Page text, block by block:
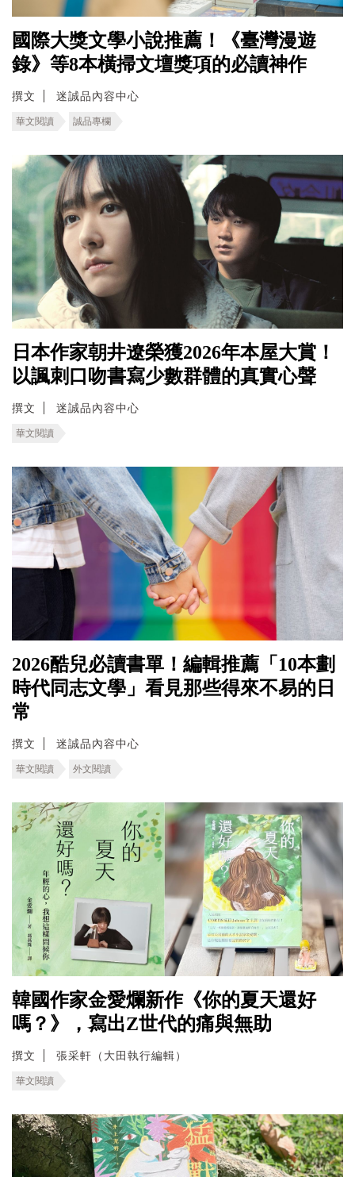
國際大獎文學小說推薦！《臺灣漫遊
錄》等8本橫掃文壇獎項的必讀神作
撰文 迷誠品內容中心
華文閱讀 誠品專欄
日本作家朝井遼榮獲2026年本屋大賞！
以諷刺口吻書寫少數群體的真實心聲
撰文 迷誠品內容中心
華文閱讀
2026酷兒必讀書單！編輯推薦「10本劃
時代同志文學」看見那些得來不易的日
常
撰文 迷誠品內容中心
華文閱讀 外文閱讀
韓國作家金愛爛新作《你的夏天還好
嗎？》，寫出Z世代的痛與無助
撰文 張采軒（大田執行編輯）
華文閱讀